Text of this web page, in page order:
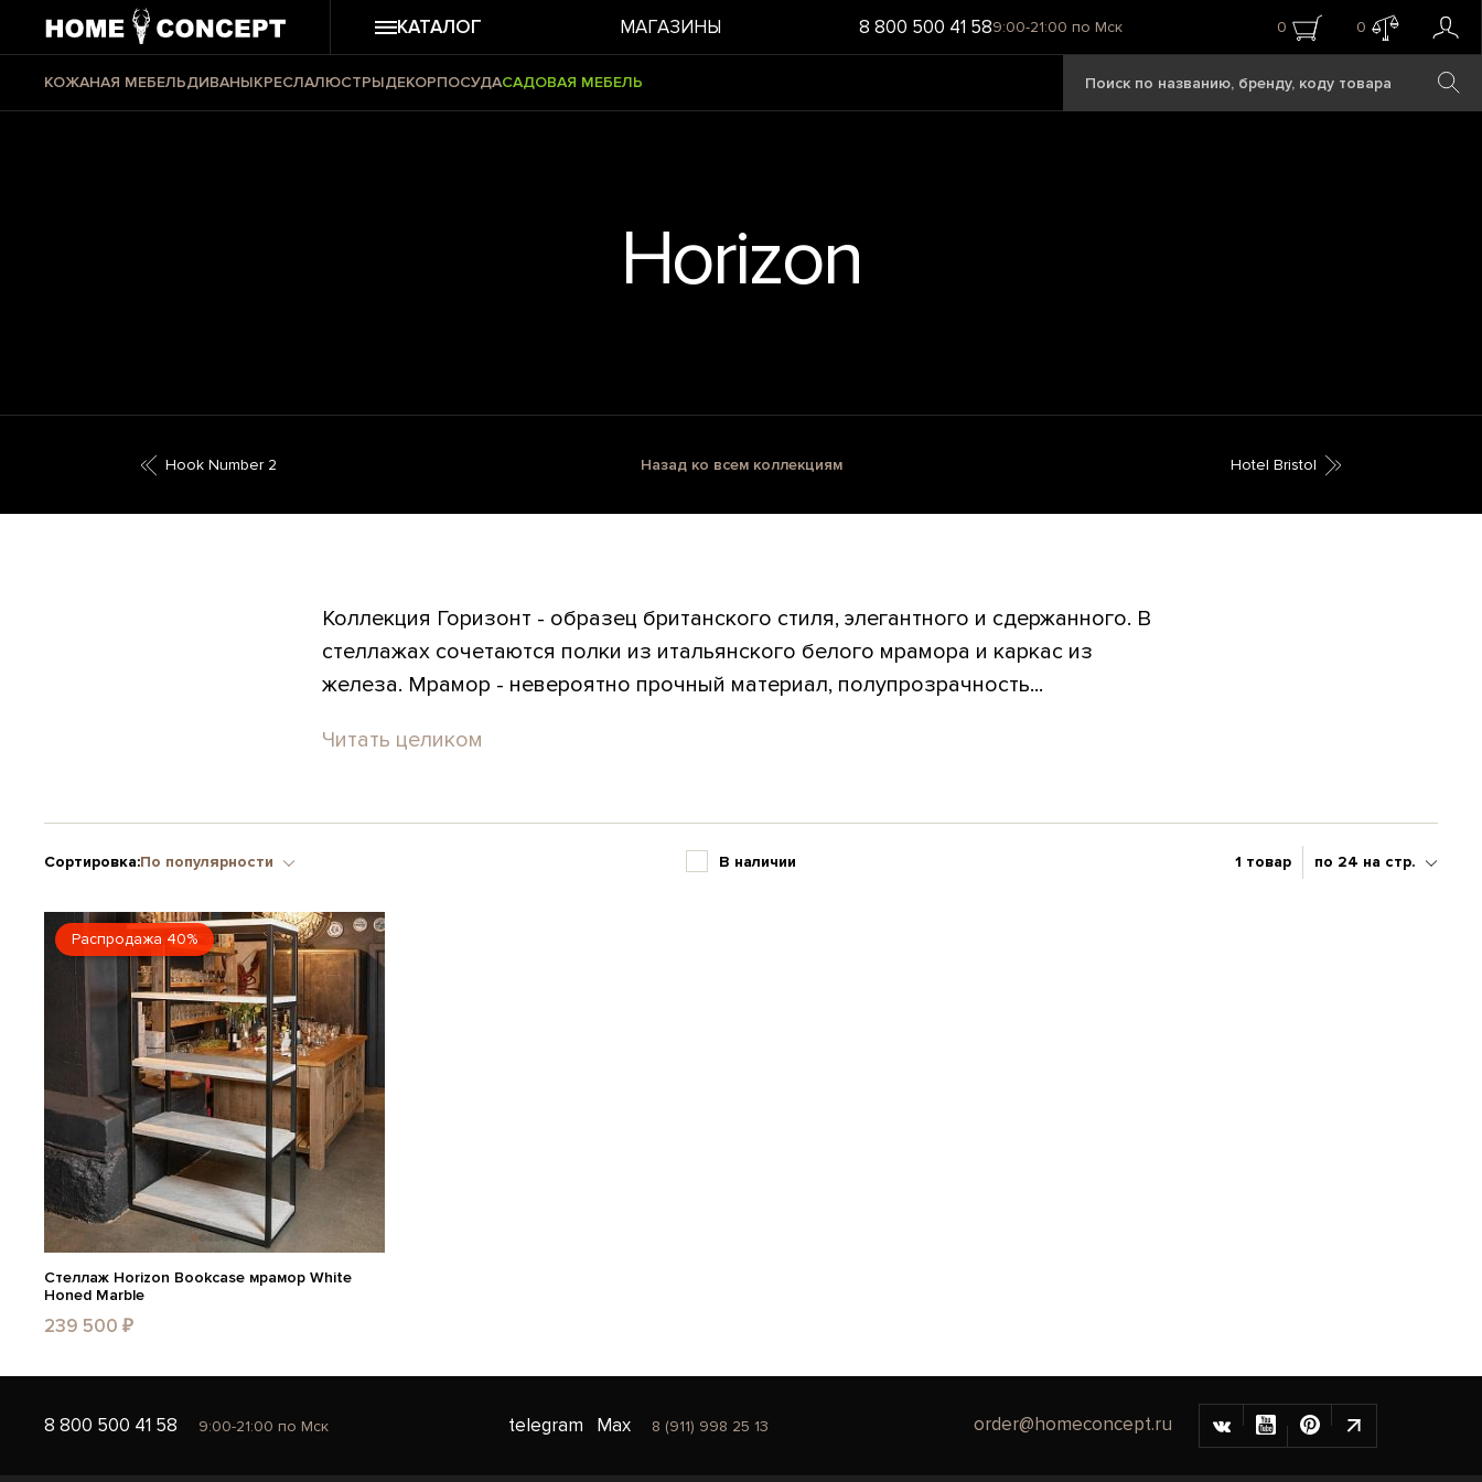
КАТАЛОГ МАГАЗИНЫ 8 800 500 41 589:00-21:00 по Мск 0 0
КОЖАНАЯ МЕБЕЛЬДИВАНЫКРЕСЛАЛЮСТРЫДЕКОРПОСУДАСАДОВАЯ МЕБЕЛЬ
Horizon
Hook Number 2 Назад ко всем коллекциям Hotel Bristol
Коллекция Горизонт - образец британского стиля, элегантного и сдержанного. В
стеллажах сочетаются полки из итальянского белого мрамора и каркас из
железа. Мрамор - невероятно прочный материал, полупрозрачность...
Читать целиком
Сортировка:По популярности В наличии 1 товар по 24 на стр.
Распродажа 40%
Стеллаж Horizon Bookcase мрамор White
Honed Marble
239 500 ₽
8 800 500 41 58 9:00-21:00 по Мск telegram Max 8 (911) 998 25 13 order@homeconcept.ru